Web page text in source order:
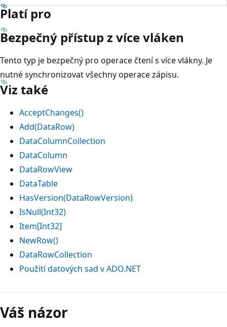
Platí pro
Bezpečný přístup z více vláken
Tento typ je bezpečný pro operace čtení s více vlákny. Je
nutné synchronizovat všechny operace zápisu.
Viz také
AcceptChanges()
Add(DataRow)
DataColumnCollection
DataColumn
DataRowView
DataTable
HasVersion(DataRowVersion)
IsNull(Int32)
Item[Int32]
NewRow()
DataRowCollection
Použití datových sad v ADO.NET
Váš názor